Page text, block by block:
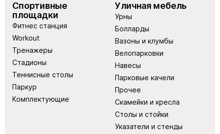
Спортивные
площадки
Фитнес станция
Workout
Тренажеры
Стадионы
Теннисные столы
Паркур
Комплектующие
Уличная мебель
Урны
Болларды
Вазоны и клумбы
Велопарковки
Навесы
Парковые качели
Прочее
Скамейки и кресла
Столы и стойки
Указатели и стенды